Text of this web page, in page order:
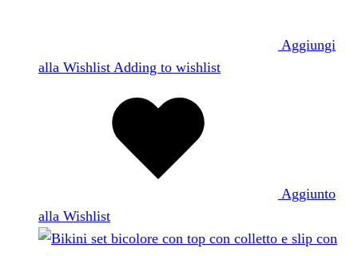
Aggiungi
alla Wishlist Adding to wishlist
Aggiunto
alla Wishlist